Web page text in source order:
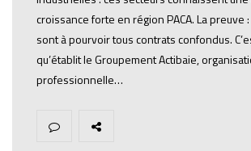
croissance forte en région PACA. La preuve
sont à pourvoir tous contrats confondus.
qu’établit le Groupement Actibaie,
professionnelle…